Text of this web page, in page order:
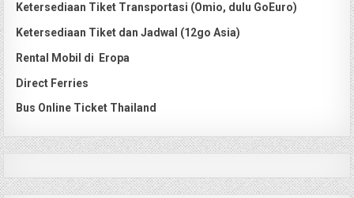
Ketersediaan Tiket Transportasi (Omio, dulu GoEuro)
Ketersediaan Tiket dan Jadwal (12go Asia)
Rental Mobil di Eropa
Direct Ferries
Bus Online Ticket Thailand